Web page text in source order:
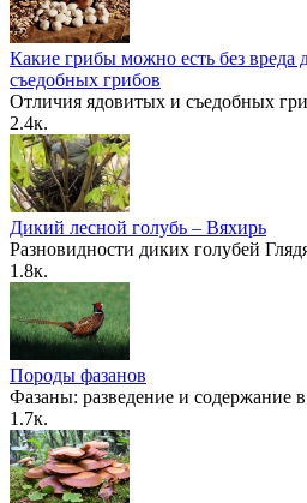
Какие грибы можно есть без вреда
съедобных грибов
Отличия ядовитых и съедобных
2.4к.
Дикий лесной голубь – Вяхирь
Разновидности диких голубей
1.8к.
Породы фазанов
Фазаны: разведение и содержание
1.7к.